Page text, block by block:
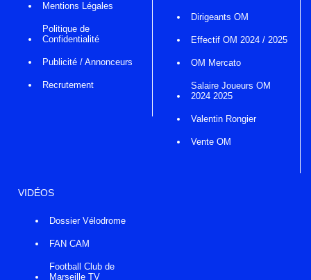
Mentions Légales
Politique de
Confidentialité
Publicité / Annonceurs
Recrutement
Dirigeants OM
Effectif OM 2024 / 2025
OM Mercato
Salaire Joueurs OM
2024 2025
Valentin Rongier
Vente OM
VIDÉOS
Dossier Vélodrome
FAN CAM
Football Club de
Marseille TV